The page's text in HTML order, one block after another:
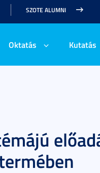
SZOTE ALUMNI
Oktatás Kutatás